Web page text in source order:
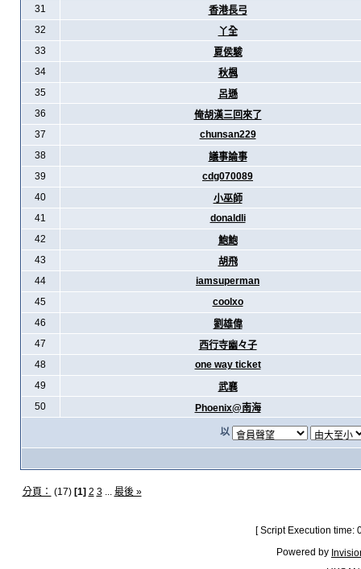
31
香港長弓
32
丫全
33
夏侯駿
34
秋楓
35
呂遜
36
俺胡漢三回來了
37
chunsan229
38
議事論事
39
cdg070089
40
小巫師
41
donaldli
42
鮑鮑
43
胡飛
44
iamsuperman
45
coolxo
46
劉雄偉
47
西行寺幽々子
48
one way ticket
49
武襄
50
Phoenix@南海
以
分頁： (17) [1] 2 3... 最後 »
[ Script Execution
Powered by